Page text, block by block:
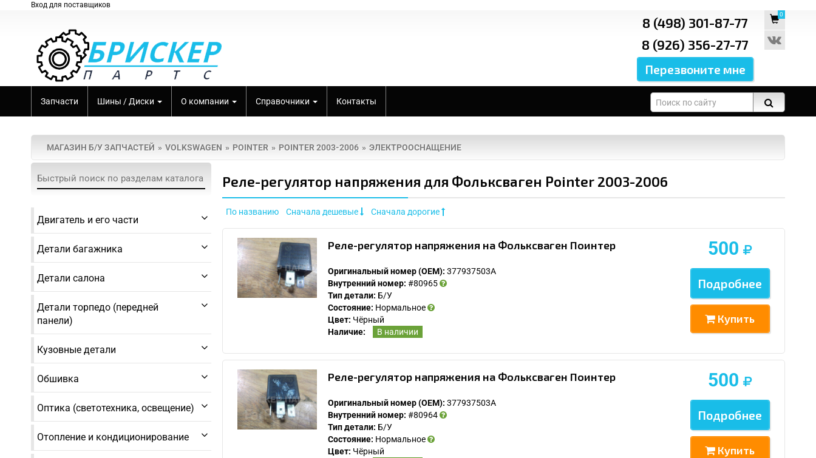
Вход для поставщиков
8 (498) 301-87-77
8 (926) 356-27-77
0
Запчасти Шины / Диски О компании Справочники Контакты
МАГАЗИН Б/У ЗАПЧАСТЕЙ VOLKSWAGEN POINTER POINTER 2003-2006 ЭЛЕКТРООСНАЩЕНИЕ
Двигатель и его части
Детали багажника
Детали салона
Детали торпедо (передней
панели)
Кузовные детали
Обшивка
Оптика (светотехника, освещение)
Отопление и кондиционирование
Реле-регулятор напряжения для Фольксваген Pointer 2003-2006
По названию Сначала дешевые Сначала дорогие
Реле-регулятор напряжения на Фольксваген Поинтер
Оригинальный номер (OEM): 377937503A
Внутренний номер: #80965
Тип детали: Б/У
Состояние: Нормальное
Цвет: Чёрный
Наличие:
В наличии
500
Подробнее
Купить
Реле-регулятор напряжения на Фольксваген Поинтер
Оригинальный номер (OEM): 377937503A
Внутренний номер: #80964
Тип детали: Б/У
Состояние: Нормальное
Цвет: Чёрный
500
Подробнее
Купить